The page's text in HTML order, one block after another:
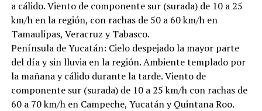
a cálido. Viento de componente sur (surada) de 10 a 25
km/h en la región, con rachas de 50 a 60 km/h en
Tamaulipas, Veracruz y Tabasco.
Península de Yucatán: Cielo despejado la mayor parte
del día y sin lluvia en la región. Ambiente templado por
la mañana y cálido durante la tarde. Viento de
componente sur (surada) de 10 a 25 km/h con rachas de
60 a 70 km/h en Campeche, Yucatán y Quintana Roo.